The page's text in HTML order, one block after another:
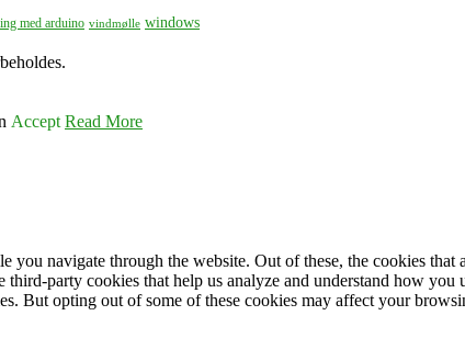
med arduino vindmølle windows
Accept Read More
navigate through the website. Out of these, the cookies that
party cookies that help us analyze and understand how
But opting out of some of these cookies may affect your